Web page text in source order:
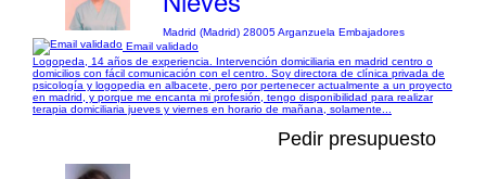
Madrid (Madrid) 28005 Arganzuela Embajadores
Email validado
Logopeda, 14 años de experiencia. Intervención domiciliaria en madrid centro o
domicilios con fácil comunicación con el centro. Soy directora de clínica privada de
psicología y logopedia en albacete, pero por pertenecer actualmente a un proyecto
en madrid, y porque me encanta mi profesión, tengo disponibilidad para realizar
terapia domiciliaria jueves y viernes en horario de mañana, solamente...
Pedir presupuesto